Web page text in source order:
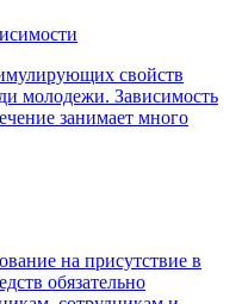
свойств
молодежи. Зависимость
занимает много
на присутствие в
обязательно